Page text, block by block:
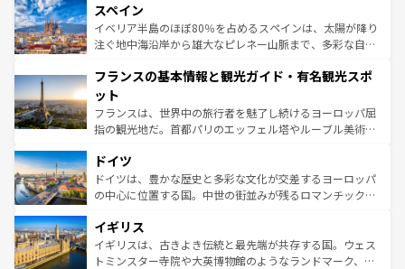
ろん、トスカーナの美しい田園風景やアマルフィ海岸の絶
景など、自然景観も見逃せない。観光の合間には、本場の
ピザやパスタなど、絶品のイタリア料理を堪能することも
ませてくれるイタリアで、忘れられない旅をしてみよう！
なお、新着のイタリア情報は
しい。
スペイン
イベリア半島のほぼ80％を占めるスペインは、太陽が降り
注ぐ地中海沿岸から雄大なピレネー山脈まで、多彩な自然
文化が根付くこの国では、情熱的なフラメンコ、熱気あふ
れる闘牛、そして美味しいタパスが生活の一部となってい
る。首都マドリードの洗練された雰囲気や、バルセロナの
アートに溢れた街角から、地方では古代ローマ遺跡や中世
せる。地方によって風土や気候が異なるスペインはその個
性で訪れる人を魅了する。 なお、新着のスペイン情報は コ
ンテンツ一覧を参照してほしい。
フランスの基本情報と観光ガイド・有名観光スポ
ット
フランスは、世界中の旅行者を魅了し続けるヨーロッパ屈
指の観光地だ。首都パリのエッフェル塔やルーブル美術館
で、幅広い魅力が詰まっている。華麗な宮殿、歴史的な大
聖堂、美しいビーチ、そして豊かな自然が、訪れる者を心
から魅了する。また、フランスは美食の国としても知ら
いる。シャンパンの発祥地であるランス、プロヴァンスの
香り高いラベンダー畑など、多彩な楽しみ方が可能だ。さ
らに、パリ以外の地域にも魅力が溢れており、どの街角に
ドイツ
ドイツは、豊かな歴史と多彩な文化が交差するヨーロッパ
の中心に位置する国。中世の街並みが残るロマンチック街
顔を持つこの国は、どこを歩いても飽きることがない。ベ
ルリンの文化的活気、バイエルン州のアルプスの絶景、そ
してライン川沿いのワイン畑といった風景は必見。ビール
イギリス
イギリスは、古きよき伝統と最先端が共存する国。ウェス
トミンスター寺院や大英博物館のようなランドマーク、歴